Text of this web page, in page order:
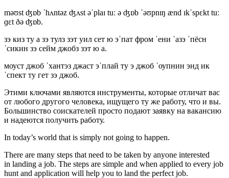
məʊst ʤɒb ˈhʌntəz ʤʌst əˈplaɪ tuː ə ʤɒb ˈəʊpnɪŋ ænd ɪkˈspɛkt tuː
ɡɛt ðə ʤɒb.
зэ киз ту а зэ тулз зэт уил сет ю эˈпат фром ˈени ˈазэ ˈпёсн
ˈсикин зэ сейм джобз зэт ю а.
моуст джоб ˈхантэз джаст эˈплай ту э джоб ˈоупнин энд ик
ˈспект ту гет зэ джоб.
Этими ключами являются инструменты, которые отличат вас
от любого другого человека, ищущего ту же работу, что и вы.
Большинство соискателей просто подают заявку на вакансию
и надеются получить работу.
In today’s world that is simply not going to happen.
There are many steps that need to be taken by anyone interested
in landing a job. The steps are simple and when applied to every job
hunt and application will help you to land the perfect job.